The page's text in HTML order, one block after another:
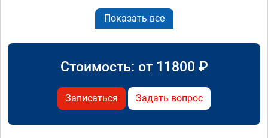
Показать все
Стоимость: от 11800 ₽
Записаться Задать вопрос